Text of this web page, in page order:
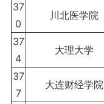
37
0
川北医学院
37
4
大理大学
37
7
大连财经学院